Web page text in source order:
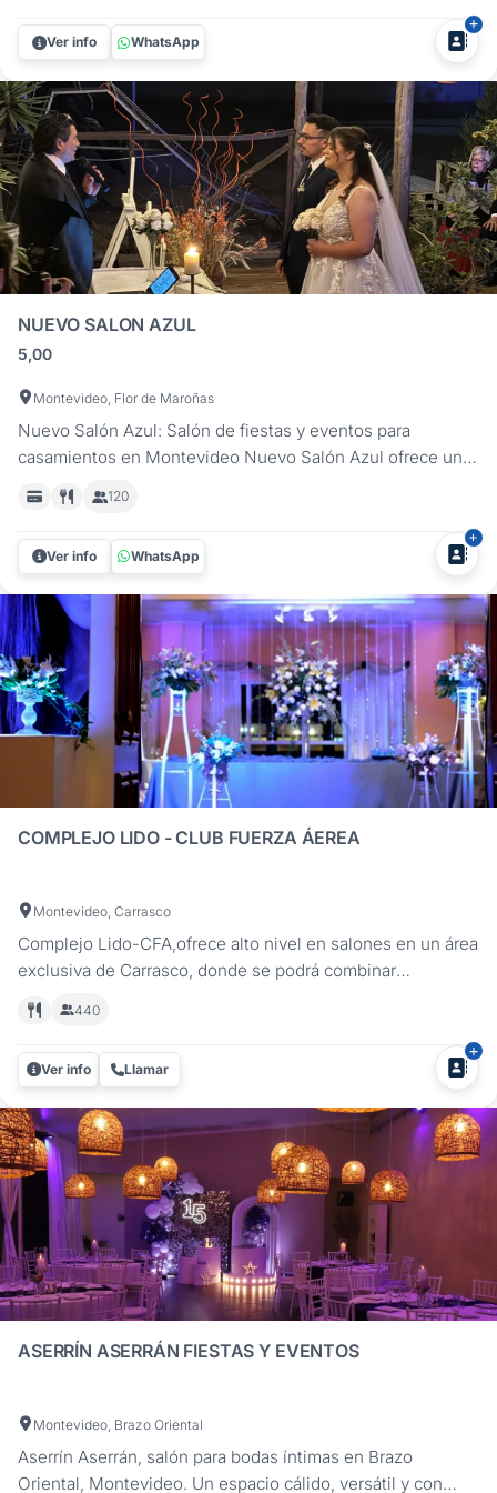
planner. El día de tu boda merece vivirse con alegría y
tranquilidad. En...
Ver info WhatsApp
NUEVO SALON AZUL
5,00
Montevideo, Flor de Maroñas
Nuevo Salón Azul: Salón de fiestas y eventos para
casamientos en Montevideo Nuevo Salón Azul ofrece una
propuesta concreta y funcional para quienes buscan
celebrar su boda en la zona de Maroñas con todo resuelto.
Contamos con un salón de fiestas equipado para brindar
comodidad y una excelente...
120
Ver info WhatsApp
COMPLEJO LIDO - CLUB FUERZA ÁEREA
Montevideo, Carrasco
Complejo Lido-CFA,ofrece alto nivel en salones en un área
exclusiva de Carrasco, donde se podrá combinar
naturaleza y confort. Cuenta con tres salones cuya
capacidad total es para 440 personas cómodamente
sentadas, pudiéndose unificar mediante puertas
removibles, resaltando que cada uno de ellos...
440
Ver info Llamar
ASERRÍN ASERRÁN FIESTAS Y EVENTOS
Montevideo, Brazo Oriental
Aserrín Aserrán, salón para bodas íntimas en Brazo
Oriental, Montevideo. Un espacio cálido, versátil y con